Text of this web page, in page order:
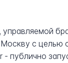
с целью
публично